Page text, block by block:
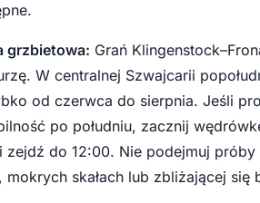
grzbietowa: Grań
W centralnej Szwajcarii
od czerwca do sierpnia. Jeśli
po południu, zacznij
do 12:00. Nie podejmuj próby
mokrych skałach lub zbliżającej się